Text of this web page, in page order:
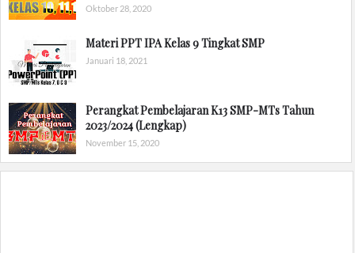
Oktober 28, 2020
Materi PPT IPA Kelas 9 Tingkat SMP
Januari 18, 2021
Perangkat Pembelajaran K13 SMP-MTs Tahun
2023/2024 (Lengkap)
November 15, 2020